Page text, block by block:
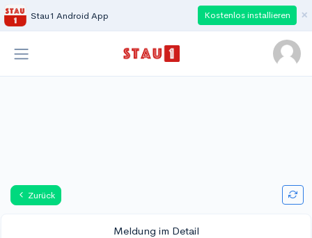
Stau1 Android App Kostenlos installieren ×
Zurück
Meldung im Detail